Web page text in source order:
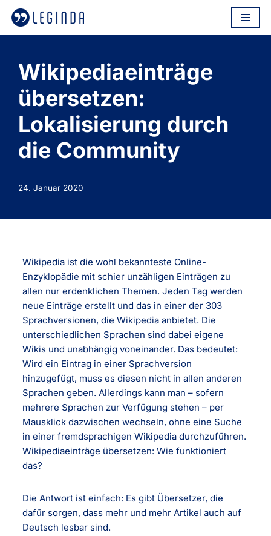
Zum
springen
Wikipediaeinträge
übersetzen:
Lokalisierung durch
die Community
24. Januar 2020
Wikipedia ist die wohl bekannteste Online-
Enzyklopädie mit schier unzähligen Einträgen zu
allen nur erdenklichen Themen. Jeden Tag werden
neue Einträge erstellt und das in einer der 303
Sprachversionen, die Wikipedia anbietet. Die
unterschiedlichen Sprachen sind dabei eigene
Wikis und unabhängig voneinander. Das bedeutet:
Wird ein Eintrag in einer Sprachversion
hinzugefügt, muss es diesen nicht in allen anderen
Sprachen geben. Allerdings kann man – sofern
mehrere Sprachen zur Verfügung stehen – per
Mausklick dazwischen wechseln, ohne eine Suche
in einer fremdsprachigen Wikipedia durchzuführen.
Wikipediaeinträge übersetzen: Wie funktioniert
das?
Die Antwort ist einfach: Es gibt Übersetzer, die
dafür sorgen, dass mehr und mehr Artikel auch auf
Deutsch lesbar sind.